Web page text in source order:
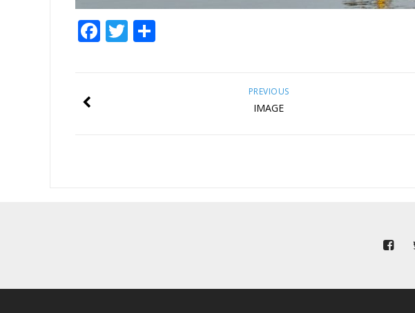
Facebook
Twitter
Share
PREVIOUS
IMAGE